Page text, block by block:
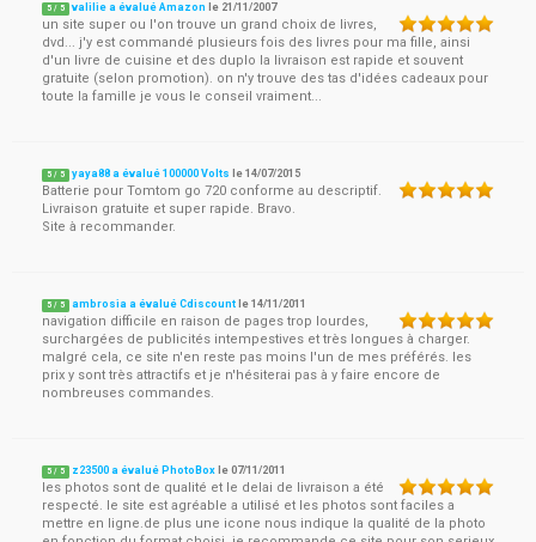
5 / 5 valilie a évalué Amazon le 21/11/2007
un site super ou l'on trouve un grand choix de livres,
dvd... j'y est commandé plusieurs fois des livres pour ma fille, ainsi
d'un livre de cuisine et des duplo la livraison est rapide et souvent
gratuite (selon promotion). on n'y trouve des tas d'idées cadeaux pour
toute la famille je vous le conseil vraiment...
5 / 5 yaya88 a évalué 100000 Volts le14/07/2015
Batterie pour Tomtom go 720 conforme au descriptif.
Livraison gratuite et super rapide. Bravo.
Site à recommander.
5 / 5 ambrosia a évalué Cdiscount le14/11/2011
navigation difficile en raison de pages trop lourdes,
surchargées de publicités intempestives et très longues à charger.
malgré cela, ce site n'en reste pas moins l'un de mes préférés. les
prix y sont très attractifs et je n'hésiterai pas à y faire encore de
nombreuses commandes.
5 / 5 z23500 a évalué PhotoBox le07/11/2011
les photos sont de qualité et le delai de livraison a été
respecté. le site est agréable a utilisé et les photos sont faciles a
mettre en ligne.de plus une icone nous indique la qualité de la photo